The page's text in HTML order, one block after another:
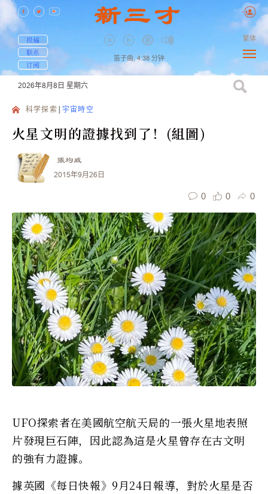
投稿
联系
订阅
笛子曲, 4:38 分钟
繁体
2026年8月8日 星期六
科学探索 宇宙時空
火星文明的證據找到了！(組圖)
張均威
2015年9月26日
0 0 0
UFO探索者在美國航空航天局的一張火星地表照
片發現巨石陣，因此認為這是火星曾存在古文明
的強有力證據。
據英國《每日快報》9月24日報導，對於火星是否